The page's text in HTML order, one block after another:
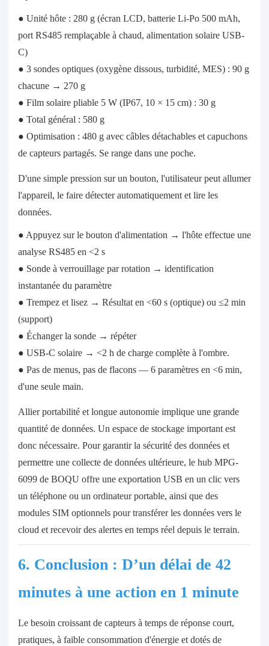
● Unité hôte : 280 g (écran LCD, batterie Li-Po 500 mAh,
port RS485 remplaçable à chaud, alimentation solaire USB-
C)
● 3 sondes optiques (oxygène dissous, turbidité, MES) : 90 g
chacune → 270 g
● Film solaire pliable 5 W (IP67, 10 × 15 cm) : 30 g
● Total général : 580 g
● Optimisation : 480 g avec câbles détachables et capuchons
de capteurs partagés. Se range dans une poche.
D'une simple pression sur un bouton, l'utilisateur peut allumer
l'appareil, le faire détecter automatiquement et lire les
données.
● Appuyez sur le bouton d'alimentation → l'hôte effectue une
analyse RS485 en <2 s
● Sonde à verrouillage par rotation → identification
instantanée du paramètre
● Trempez et lisez → Résultat en <60 s (optique) ou ≤2 min
(support)
● Échanger la sonde → répéter
● USB-C solaire → <2 h de charge complète à l'ombre.
● Pas de menus, pas de flacons — 6 paramètres en <6 min,
d'une seule main.
Allier portabilité et longue autonomie implique une grande
quantité de données. Un espace de stockage important est
donc nécessaire. Pour garantir la sécurité des données et
permettre une collecte de données ultérieure, le hub MPG-
6099 de BOQU offre une exportation USB en un clic vers
un téléphone ou un ordinateur portable, ainsi que des
modules SIM optionnels pour transférer les données vers le
cloud et recevoir des alertes en temps réel depuis le terrain.
6. Conclusion : D’un délai de 42
minutes à une action en 1 minute
Le besoin croissant de capteurs à temps de réponse court,
pratiques, à faible consommation d'énergie et dotés de